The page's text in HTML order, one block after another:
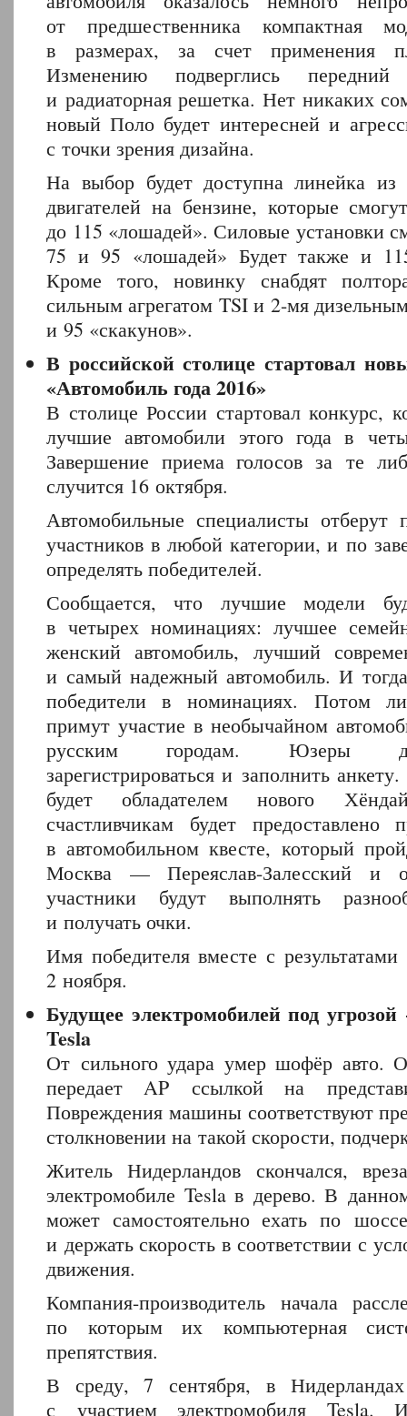
от предшественника компактная
в размерах, за счет применения
Изменению подверглись
и радиаторная решетка. Нет никаких
новый Поло будет интересней и
с точки зрения дизайна.
На выбор будет доступна линейка из
двигателей на бензине, которые
до 115 «лошадей». Силовые установки
75 и 95 «лошадей» Будет также и
Кроме того, новинку снабдят
сильным агрегатом TSI и 2-мя
и 95 «скакунов».
В российской столице стартовал
«Автомобиль года 2016»
В столице России стартовал конкурс,
лучшие автомобили этого года в
Завершение приема голосов за те
случится 16 октября.
Автомобильные специалисты
участников в любой категории, и по
определять победителей.
Сообщается, что лучшие модели
в четырех номинациях: лучшее
женский автомобиль, лучший
и самый надежный автомобиль. И
победители в номинациях. Потом
примут участие в необычайном
русским городам. Юзеры
зарегистрироваться и заполнить
будет обладателем нового
счастливчикам будет предоставлено
в автомобильном квесте, который
Москва — Переяслав-Залесский и
участники будут выполнять
и получать очки.
Имя победителя вместе с результатами
2 ноября.
Будущее электромобилей под
Tesla
От сильного удара умер шофёр авто.
передает AP ссылкой на
Повреждения машины соответствуют
столкновении на такой скорости,
Житель Нидерландов скончался,
электромобиле Tesla в дерево. В
может самостоятельно ехать по
и держать скорость в соответствии с
движения.
Компания-производитель начала
по которым их компьютерная
препятствия.
В среду, 7 сентября, в
с участием электромобиля